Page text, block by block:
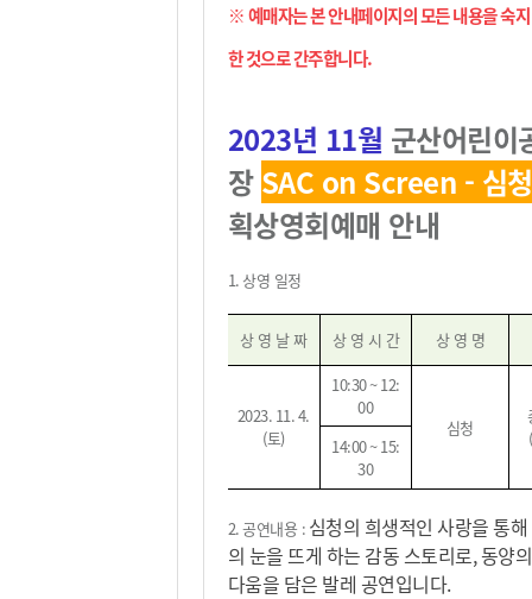
※ 예매자는 본 안내페이지의 모든 내용을 숙
한 것으로 간주합니다.
2023년 11월 군산어린이
장SAC on Screen - 심청
획상영회예매 안내
1. 상영 일정
상 영 날 짜 상 영 시 간 상 영 명
2023. 11. 4.
(토)
10:30 ~ 12:
00
심청
14:00 ~ 15:
30
2.공연내용 : 심청의 희생적인 사랑을 통
의 눈을 뜨게 하는 감동 스토리로, 동양
다움을 담은 발레 공연입니다.